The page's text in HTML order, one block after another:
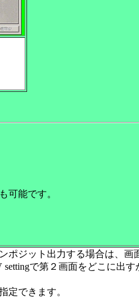
可能です。
ポジット出力する場合は、
settingで第２画面をどこに出
定できます。